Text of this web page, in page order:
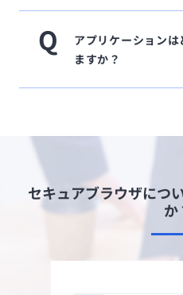
Q
アプリケーション
ますか？
セキュアブラウザにつ
か